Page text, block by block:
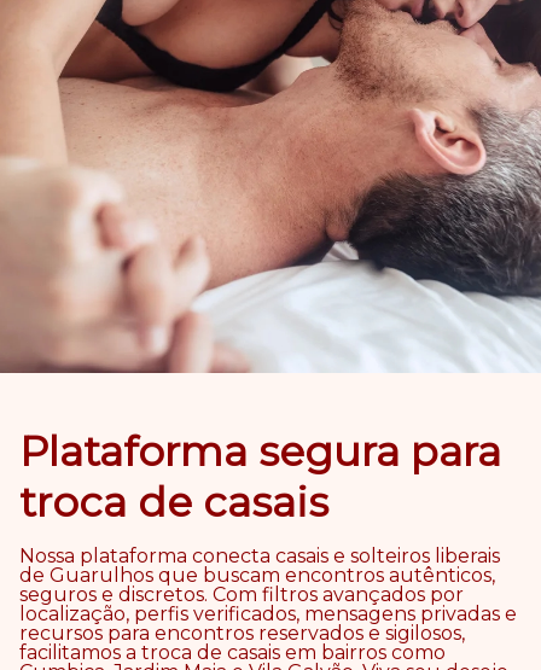
Plataforma segura para
troca de casais
Nossa plataforma conecta casais e solteiros liberais
de Guarulhos que buscam encontros autênticos,
seguros e discretos. Com filtros avançados por
localização, perfis verificados, mensagens privadas e
recursos para encontros reservados e sigilosos,
facilitamos a troca de casais em bairros como